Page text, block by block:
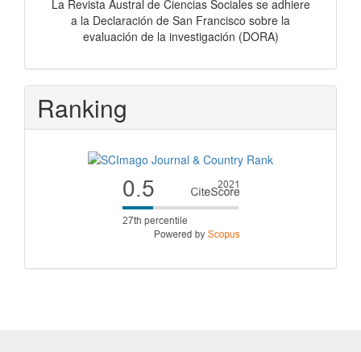
La Revista Austral de Ciencias Sociales se adhiere
a la Declaración de San Francisco sobre la
evaluación de la investigación (DORA)
Ranking